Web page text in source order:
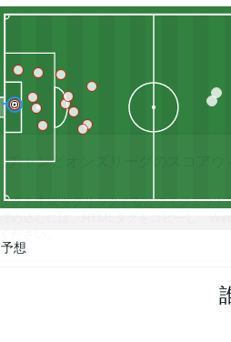
予想
チャンピオンズリーグのスコアウ
タグを生成'をクリックするとウィジェット